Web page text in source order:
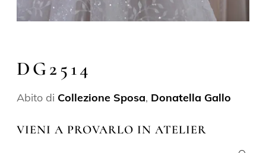
DG2514
Abito di Collezione Sposa, Donatella Gallo
VIENI A PROVARLO IN ATELIER